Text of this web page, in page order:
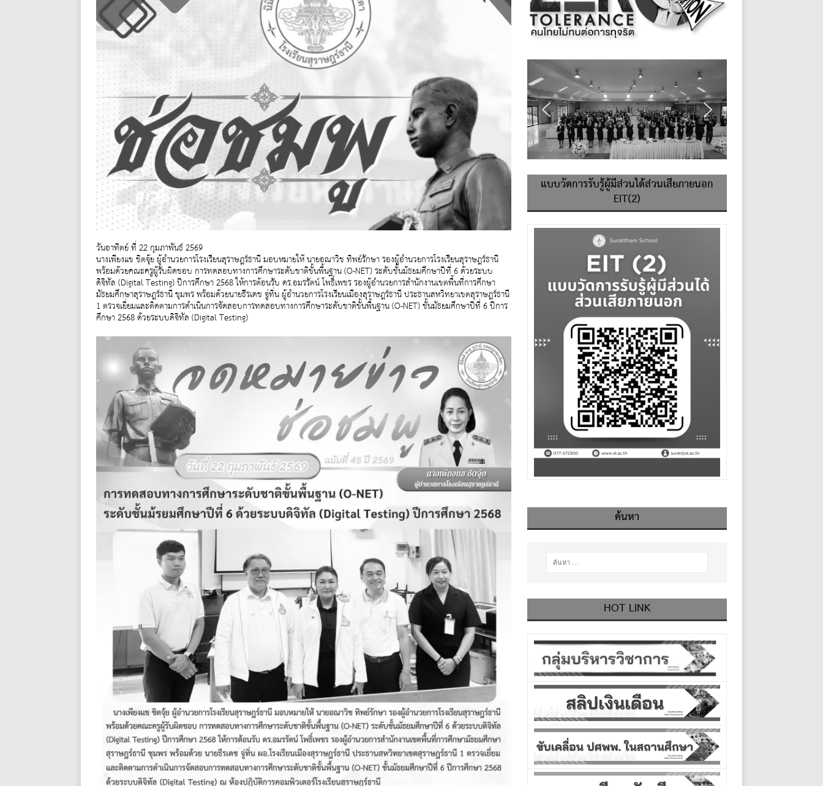
วันอาทิตย์ ที่ 22 กุมภาพันธ์ 2569
นางเพียงแข ชิตจุ้ย ผู้อำนวยการโรงเรียนสุราษฎร์ธานี มอบหมายให้ นายอณาวิช ทิพย์รักษา รองผู้อำนวยการโรงเรียนสุราษฎร์ธานี
พร้อมด้วยคณะครูผู้รับผิดชอบ การทดสอบทางการศึกษาระดับชาติขั้นพื้นฐาน (O-NET) ระดับชั้นม้ธยมศึกษาปีที่ 6 ด้วยระบบ
ดิจิทัล (Digital Testing) ปีการศึกษา 2568 ให้การต้อนรับ ดร.อมรรัตน์ โพธิ์เพชร รองผู้อำนวยการสำนักงานเขตพื้นที่การศึกษา
มัธยมศึกษาสุราษฎร์ธานี ชุมพร พร้อมด้วยนายธีรเดช จู่ทิ่น ผู้อำนวยการโรงเรียนเมืองสุราษฎร์ธานี ประธานสหวิทยาเขตสุราษฎร์ธานี
1 ตรวจเยี่ยมและติดตามการดำเนินการจัดสอบการทดสอบทางการศึกษาระดับชาติขั้นพื้นฐาน (O-NET) ชั้นมัธยมศึกษาปีที่ 6 ปีการ
ศึกษา 2568 ด้วยระบบดิจิทัล (Digital Testing)
แบบวัดการรับรู้ผู้มีส่วนได้ส่วนเสียภายนอก
EIT(2)
ค้นหา
HOT LINK